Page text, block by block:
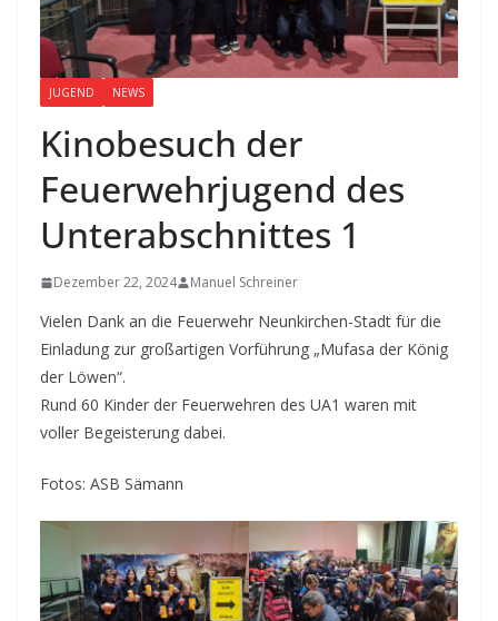
JUGEND NEWS
Kinobesuch der
Feuerwehrjugend des
Unterabschnittes 1
Dezember 22, 2024 Manuel Schreiner
Vielen Dank an die Feuerwehr Neunkirchen-Stadt für die
Einladung zur großartigen Vorführung „Mufasa der König
der Löwen“.
Rund 60 Kinder der Feuerwehren des UA1 waren mit
voller Begeisterung dabei.
Fotos: ASB Sämann